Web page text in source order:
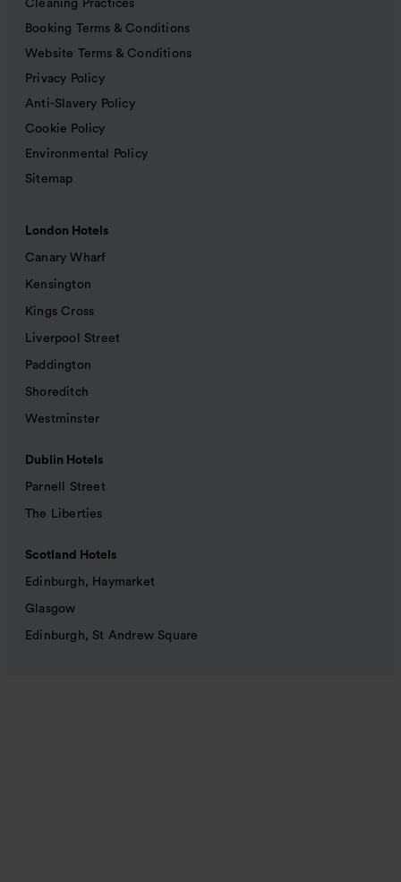
Cleaning Practices
Booking Terms & Conditions
Website Terms & Conditions
Privacy Policy
Anti-Slavery Policy
Cookie Policy
Environmental Policy
Sitemap
London Hotels
Canary Wharf
Kensington
Kings Cross
Liverpool Street
Paddington
Shoreditch
Westminster
Dublin Hotels
Parnell Street
The Liberties
Scotland Hotels
Edinburgh, Haymarket
Glasgow
Edinburgh, St Andrew Square